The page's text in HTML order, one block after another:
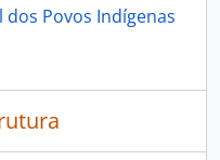
dos Povos Indígenas